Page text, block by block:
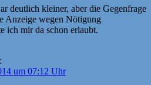
deutlich kleiner, aber die Gegenfrage
Anzeige wegen Nötigung
ich mir da schon erlaubt.
um 07:12 Uhr